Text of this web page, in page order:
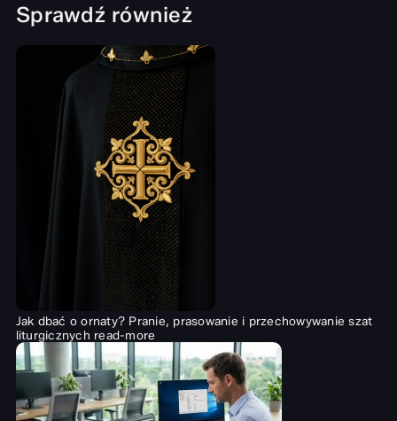
Sprawdź również
Jak dbać o ornaty? Pranie, prasowanie i przechowywanie szat
liturgicznych read-more